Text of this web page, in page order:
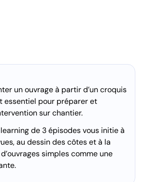
un ouvrage à partir d’un croquis
essentiel pour préparer et
sur chantier.
de 3 épisodes vous initie à
au dessin des côtes et à la
simples comme une